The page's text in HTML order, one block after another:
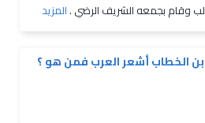
وقام بجمعه الشريف الرضي .المزيد
بن الخطاب أشعر العرب فمن هو ؟